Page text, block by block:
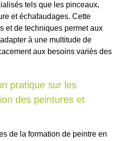
tels que les pinceaux,
et échafaudages. Cette
et de techniques permet aux
à une multitude de
aux besoins variés des
pratique sur les
des peintures et
de la formation de peintre en